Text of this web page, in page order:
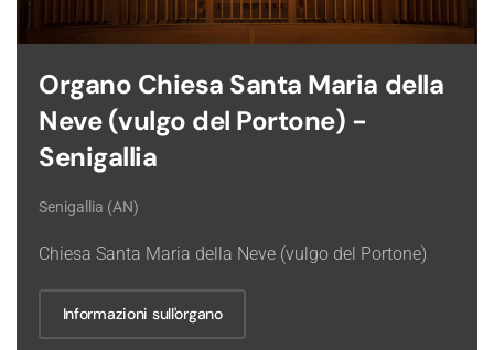
Organo Chiesa Santa Maria della
Neve (vulgo del Portone) -
Senigallia
Senigallia (AN)
Chiesa Santa Maria della Neve (vulgo del Portone)
Informazioni sull'organo